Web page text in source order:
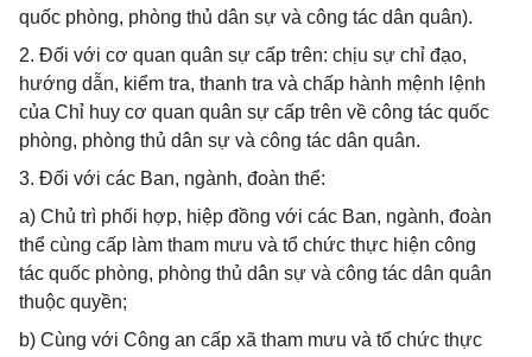
quốc phòng, phòng thủ dân sự và công tác dân quân).
2. Đối với cơ quan quân sự cấp trên: chịu sự chỉ đạo,
hướng dẫn, kiểm tra, thanh tra và chấp hành mệnh lệnh
của Chỉ huy cơ quan quân sự cấp trên về công tác quốc
phòng, phòng thủ dân sự và công tác dân quân.
3. Đối với các Ban, ngành, đoàn thể:
a) Chủ trì phối hợp, hiệp đồng với các Ban, ngành, đoàn
thể cùng cấp làm tham mưu và tổ chức thực hiện công
tác quốc phòng, phòng thủ dân sự và công tác dân quân
thuộc quyền;
b) Cùng với Công an cấp xã tham mưu và tổ chức thực